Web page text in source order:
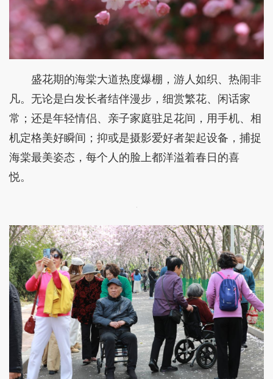
盛花期的海棠大道热度爆棚，游人如织、热闹非
凡。无论是白发长者结伴漫步，细赏繁花、闲话家
常；还是年轻情侣、亲子家庭驻足花间，用手机、相
机定格美好瞬间；抑或是摄影爱好者架起设备，捕捉
海棠最美姿态，每个人的脸上都洋溢着春日的喜
悦。